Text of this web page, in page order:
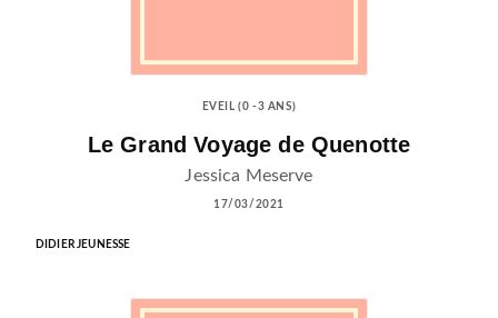
EVEIL (0 -3 ANS)
Le Grand Voyage de Quenotte
Jessica Meserve
17/03/2021
DIDIER JEUNESSE